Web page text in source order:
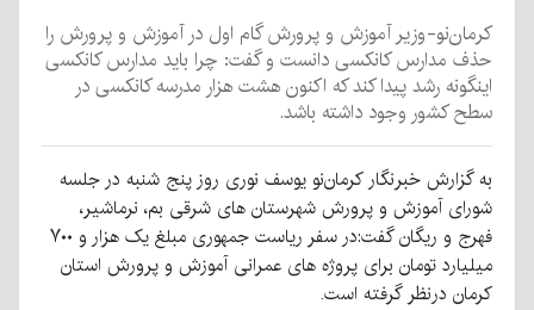
کرمان‌نو-وزیر آموزش و پرورش گام اول در آموزش و پرورش را
حذف مدارس کانکسی دانست و گفت: چرا باید مدارس کانکسی
اینگونه رشد پیدا کند که اکنون هشت هزار مدرسه کانکسی در
سطح کشور وجود داشته باشد.
به گزارش خبرنگار کرمان‌نو یوسف نوری روز پنج شنبه در جلسه
شورای آموزش و پرورش شهرستان های شرقی بم، نرماشیر،
فهرج و ریگان گفت:در سفر ریاست جمهوری مبلغ یک هزار و ۷۰۰
میلیارد تومان برای پروژه های عمرانی آموزش و پرورش استان
کرمان درنظر گرفته است.